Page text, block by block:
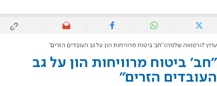
ערוץ 7 רפואה שלמה "חב' ביטוח מרוויחות הון על גב העובדים הזרים"
"חב' ביטוח מרוויחות הון על גב
העובדים הזרים"